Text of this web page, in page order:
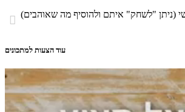

עוד הצעות למתכונים